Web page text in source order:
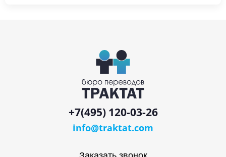
+7(495) 120-03-26
info@traktat.com